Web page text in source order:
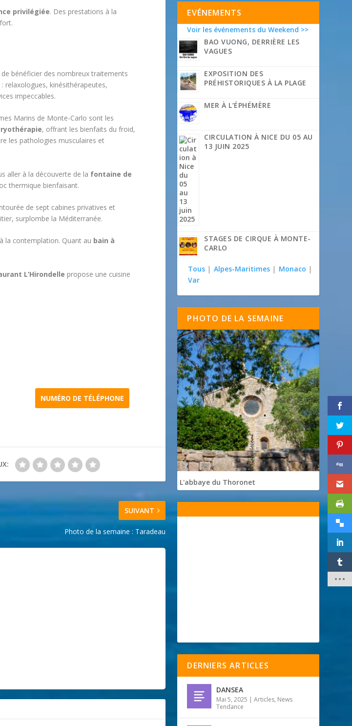
privilégiée. Des prestations à la
bénéficier des nombreux traitements
relaxologues, kinésithérapeutes,
impeccables.
Marins de Monte-Carlo sont les
, offrant les bienfaits du froid,
les pathologies musculaires et
aller à la découverte de la fontaine de
thermique bienfaisant.
de sept cabines privatives et
surplombe la Méditerranée.
la contemplation. Quant au bain à
L’Hirondelle propose une cuisine
NUMÉRO DE TÉLÉPHONE
SUIVANT
Photo de la semaine : Taradeau
EVÉNEMENTS
Voir les événements du Weekend >>
BAO VUONG, DERRIÈRE LES
VAGUES
EXPOSITION DES
PRÉHISTORIQUES À LA PLAGE
MER À L’ÉPHÉMÈRE
CIRCULATION À NICE DU 05 AU
13 JUIN 2025
STAGES DE CIRQUE À MONTE-
CARLO
Tous | Alpes-Maritimes | Monaco |
Var
PHOTO DE LA SEMAINE
L'abbaye du Thoronet
DERNIERS ARTICLES
DANSEA
Mai 5, 2025 |Articles, News
Tendance